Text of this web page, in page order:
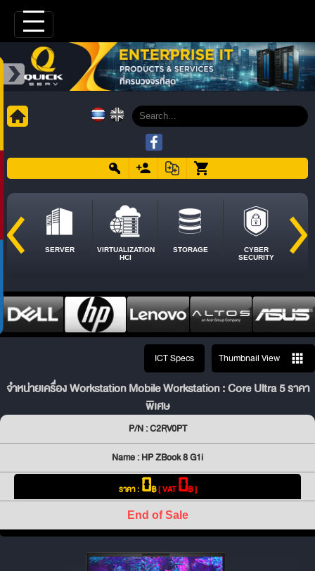
SERVER
VIRTUALIZATION
HCI
STORAGE
CYBER
SECURITY
ICT Specs Thumbnail View
จำหน่ายเครื่อง Workstation Mobile Workstation : Core Ultra 5 ราคา
พิเศษ
P/N : C2RV0PT
Name : HP ZBook 8 G1i
ราคา : 0฿[ VAT0฿ ]
End of Sale